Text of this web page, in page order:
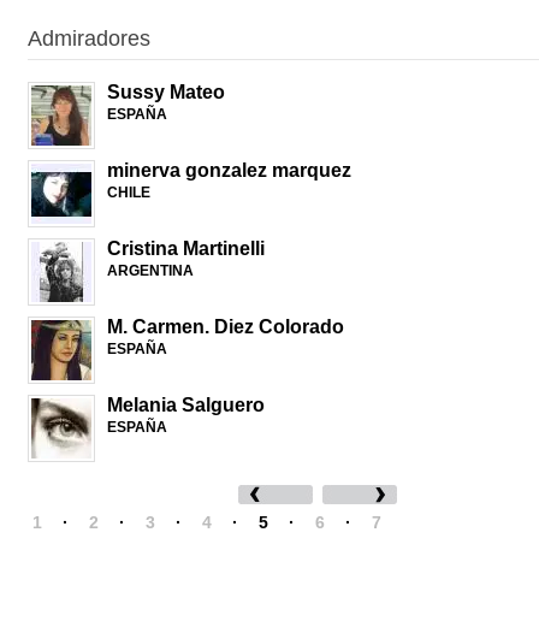
Admiradores
Sussy Mateo
ESPAÑA
minerva gonzalez marquez
CHILE
Cristina Martinelli
ARGENTINA
M. Carmen. Diez Colorado
ESPAÑA
Melania Salguero
ESPAÑA
1 · 2 · 3 · 4 · 5 · 6 · 7